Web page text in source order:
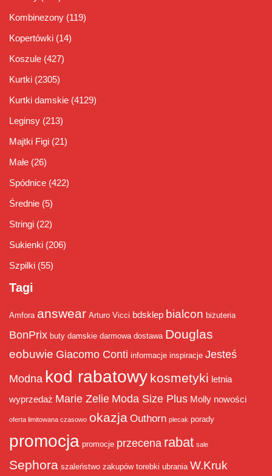
Kombinezony (119)
Kopertówki (14)
Koszule (427)
Kurtki (2305)
Kurtki damskie (4129)
Leginsy (213)
Majtki Figi (21)
Małe (26)
Spódnice (422)
Średnie (5)
Stringi (22)
Sukienki (206)
Szpilki (55)
Tagi
Amfora answear Arturo Vicci bdsklep bialcon biżuteria
BonPrix buty damskie darmowa dostawa Douglas
eobuwie Giacomo Conti informacje inspiracje Jesteś
Modna kod rabatowy kosmetyki letnia
wyprzedaż Marie Zelie Moda Size Plus Molly nowości
oferta limitowana czasowo okazja Outhorn plecak porady
promocja promocje przecena rabat sale
Sephora szaleństwo zakupów torebki ubrania W.Kruk